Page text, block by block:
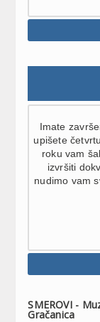
Imate
upišete
roku vam
izvršiti
nudimo vam
SMEROVI -
Gračanica